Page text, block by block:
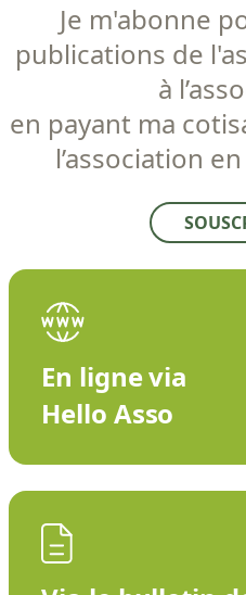
Je m'abonne
publications de
à
en payant ma
l’association
En ligne via
Hello Asso